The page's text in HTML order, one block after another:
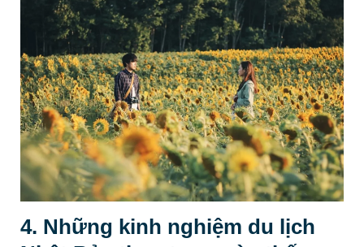
4. Những kinh nghiệm du lịch